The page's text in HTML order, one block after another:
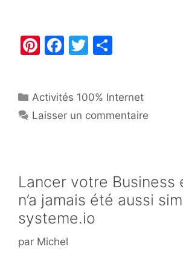
Pi
e
st
F
e
b
k
T
er g
er
Catégories
Activités 100% Internet
Laisser un commentaire
Lancer votre Business
n’a jamais été aussi
systeme.io
par Michel